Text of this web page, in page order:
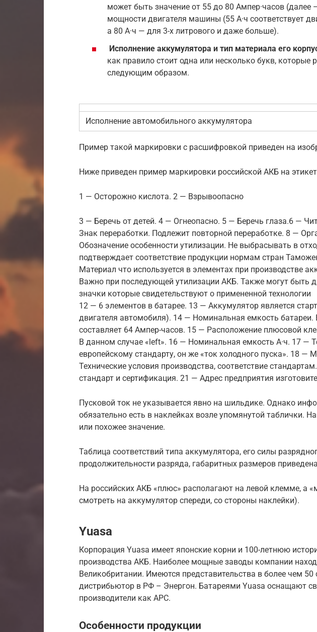
может быть значение от 55 до 80 Ампер·часов (далее
мощности двигателя машины (55 А·ч соответствует
а 80 А·ч — для 3-х литрового и даже больше).
Исполнение аккумулятора и тип материала его
как правило стоит одна или несколько букв,
следующим образом.
Исполнение автомобильного аккумулятора
Пример такой маркировки с расшифровкой приведен на
Ниже приведен пример маркировки российской АКБ на
1 — Осторожно кислота. 2 — Взрывоопасно
3 — Беречь от детей. 4 — Огнеопасно. 5 — Беречь глаза.6 —
Знак переработки. Подлежит повторной переработке. 8 —
Обозначение особенности утилизации. Не выбрасывать в
подтверждает соответствие продукции нормам стран
Материал что используется в элементах при производстве
Важно при последующей утилизации АКБ. Также могут быть
значки которые свидетельствуют о примененной технологии
12 — 6 элементов в батарее. 13 — Аккумулятор является
двигателя автомобиля). 14 — Номинальная емкость батареи.
составляет 64 Ампер-часов. 15 — Расположение плюсовой
В данном случае «left». 16 — Номинальная емкость А·ч. 17 —
европейскому стандарту, он же «ток холодного пуска». 18 —
Технические условия производства, соответствие
стандарт и сертификация. 21 — Адрес предприятия
Пусковой ток не указывается явно на шильдике. Однако
обязательно есть в наклейках возле упомянутой таблички.
или похожее значение.
Таблица соответствий типа аккумулятора, его силы
продолжительности разряда, габаритных размеров
На российских АКБ «плюс» располагают на левой клемме, а
смотреть на аккумулятор спереди, со стороны наклейки).
Yuasa
Корпорация Yuasa имеет японские корни и 100-летнюю
производства АКБ. Наиболее мощные заводы компании
Великобритании. Имеются представительства в более чем
дистрибьютор в РФ – Энергон. Батареями Yuasa оснащают
производители как APC.
Особенности продукции